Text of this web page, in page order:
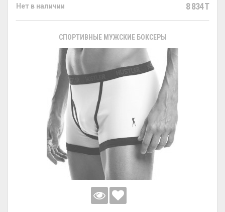
Нет в наличии 8 834 T
СПОРТИВНЫЕ МУЖСКИЕ БОКСЕРЫ